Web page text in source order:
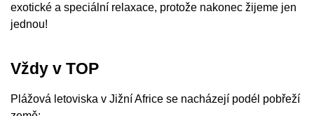
exotické a speciální relaxace, protože nakonec žijeme jen
jednou!
Vždy v TOP
Plážová letoviska v Jižní Africe se nacházejí podél pobřeží